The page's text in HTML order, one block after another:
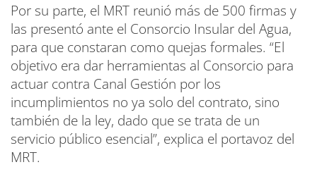
Por su parte, el MRT reunió más de 500 firmas y
las presentó ante el Consorcio Insular del Agua,
para que constaran como quejas formales. “El
objetivo era dar herramientas al Consorcio para
actuar contra Canal Gestión por los
incumplimientos no ya solo del contrato, sino
también de la ley, dado que se trata de un
servicio público esencial”, explica el portavoz del
MRT.